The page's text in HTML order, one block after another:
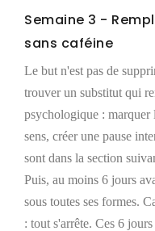
Semaine 3 -
sans caféine
Le but n'est pas de
trouver un substitut qui
psychologique : marquer
sens, créer une pause
sont dans la section
Puis, au moins 6 jours
sous toutes ses formes.
: tout s'arrête. Ces 6